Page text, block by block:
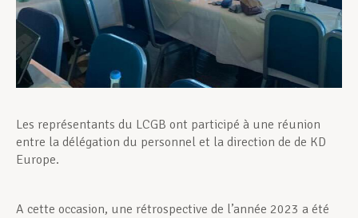
Actualités
Les représentants du LCGB ont participé à une réunion
entre la délégation du personnel et la direction de de KD
Europe.
A cette occasion, une rétrospective de l’année 2023 a été